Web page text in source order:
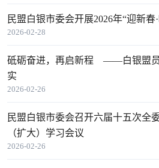
2026-02-28
民盟白银市委会开展2026年“迎新
2026-02-26
砥砺奋进，再启新程 ——白银盟员
实
2026-02-26
民盟白银市委会召开六届十五次全
（扩大）学习会议